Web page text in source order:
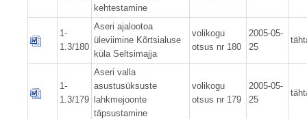
kehtestamine
1-
1.3/180
Aseri ajalootoa
üleviimine Kõrtsialuse
küla Seltsimajja
volikogu
otsus nr 180
2005-05-
25
1-
1.3/179
Aseri valla
asustusüksuste
lahkmejoonte
täpsustamine
volikogu
otsus nr 179
2005-05-
25